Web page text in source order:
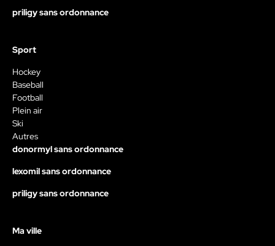
priligy sans ordonnance
Sport
Hockey
Baseball
Football
Plein air
Ski
Autres
donormyl sans ordonnance
lexomil sans ordonnance
priligy sans ordonnance
Ma ville